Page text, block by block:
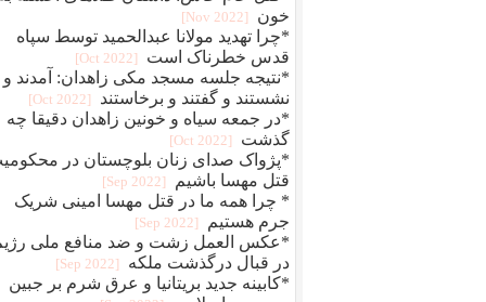
خون
[2022 Nov]
*چرا تهدید مولانا عبدالحمید توسط سپاه
قدس خطرناک است
[2022 Oct]
*نتیجه جلسه مسجد مکی زاهدان: آمدند و
نشستند و گفتند و برخاستند
[2022 Oct]
*در جمعه سیاه و خونین زاهدان دقیقا چه
گذشت
[2022 Oct]
*پژواک صدای زنان بلوچستان در
قتل مهسا باشیم
[2022 Sep]
* چرا همه ما در قتل مهسا امینی شریک
جرم هستیم
[2022 Sep]
*عکس العمل زشت و ضد منافع ملی
در قبال درگذشت ملکه
[2022 Sep]
*کابینه جدید بریتانیا و عرق شرم بر جبین